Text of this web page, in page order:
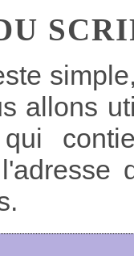
allons
qui